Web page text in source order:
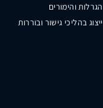
הגרלות והימורים
ייצוג בהליכי גישור ובוררות